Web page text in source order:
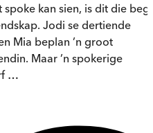
kan sien, is dit die
Jodi se dertiende
Mia beplan ’n groot
Maar ’n spokerige
…